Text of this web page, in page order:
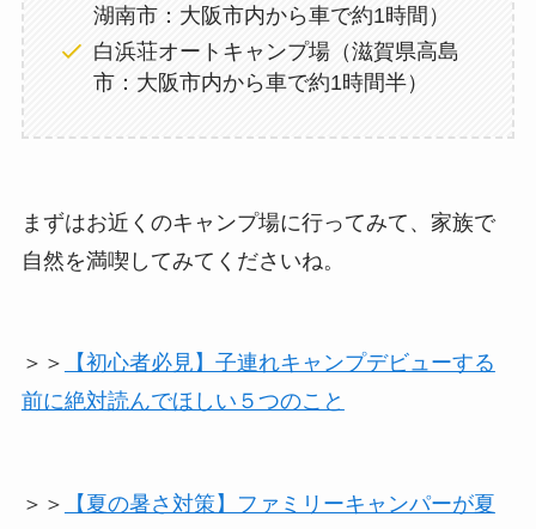
湖南市：大阪市内から車で約1時間）
白浜荘オートキャンプ場（滋賀県高島
市：大阪市内から車で約1時間半）
まずはお近くのキャンプ場に行ってみて、家族で
自然を満喫してみてくださいね。
＞＞
【初心者必見】子連れキャンプデビューする
前に絶対読んでほしい５つのこと
＞＞
【夏の暑さ対策】ファミリーキャンパーが夏